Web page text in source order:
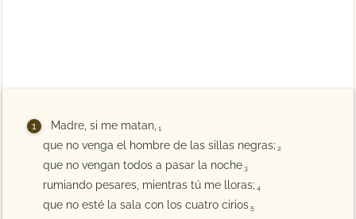
Madre, si me matan, 1
que no venga el hombre de las sillas negras; 2
que no vengan todos a pasar la noche 3
rumiando pesares, mientras tú me lloras; 4
que no esté la sala con los cuatro cirios 5